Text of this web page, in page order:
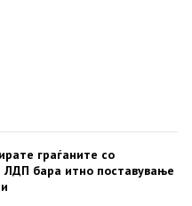
граѓаните со
ЛДП бара итно поставување